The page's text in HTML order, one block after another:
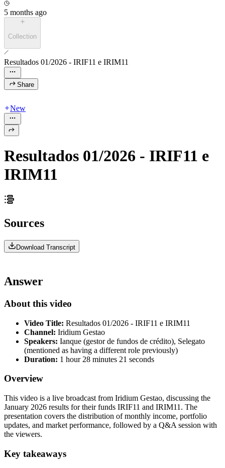
5 months ago
Collection
Resultados 01/2026 - IRIF11 e IRIM11
Share
New
Resultados 01/2026 - IRIF11 e
IRIM11
Sources
Download Transcript
Answer
About this video
Video Title: Resultados 01/2026 - IRIF11 e IRIM11
Channel: Iridium Gestao
Speakers: Ianque (gestor de fundos de crédito), Selegato
(mentioned as having a different role previously)
Duration: 1 hour 28 minutes 21 seconds
Overview
This video is a live broadcast from Iridium Gestao, discussing the
January 2026 results for their funds IRIF11 and IRIM11. The
presentation covers the distribution of monthly income, portfolio
updates, and market performance, followed by a Q&A session with
the viewers.
Key takeaways